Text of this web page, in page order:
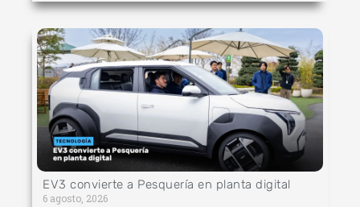
EV3 convierte a Pesquería en planta digital
6 agosto, 2026